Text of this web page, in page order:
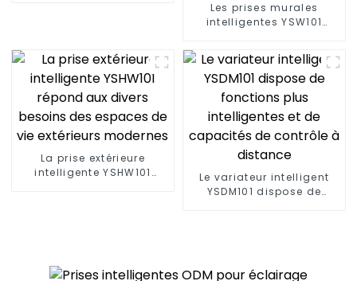
Les prises murales
intelligentes YSW101
maisons, les bureaux et
les espaces
commerciaux
La prise extérieure
intelligente YSHW101
Le variateur intelligent
YSDM101 dispose de